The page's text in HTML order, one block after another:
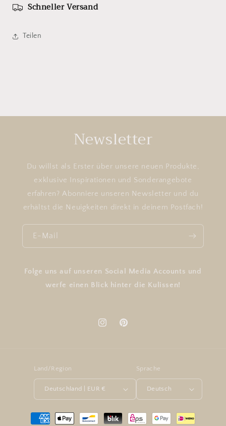
Schneller Versand
Teilen
Newsletter
Du willst als Erster über unsere neuen Produkte,
exklusive Inspirationen und Sonderangebote
erfahren? Abonniere unseren Newsletter und du
erhältst die Neuigkeiten direkt in deinem Postfach!
E-Mail
Folge uns auf unseren Social Media Accounts und
werfe einen Blick hinter die Kulissen!
InstagramPinterest
Land/Region
Deutschland | EUR €
Sprache
Deutsch
Zahlungsmethoden